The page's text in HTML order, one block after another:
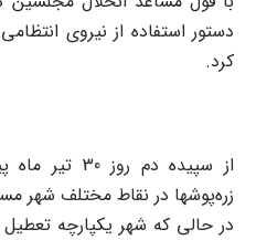
دستور استفاده از نیروی
کرد.
از سپیده دم
زره‌پوشها در نقاط مختلف شهر
در حالی که شهر یکپارچه